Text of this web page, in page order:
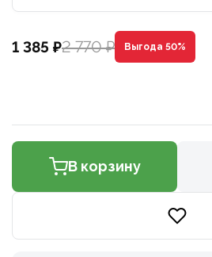
1 385 ₽2 770 ₽ Выгода 50%
В корзину